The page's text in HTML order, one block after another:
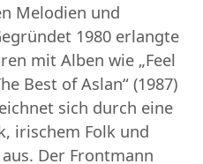
Melodien und
1980 erlangte
mit Alben wie „Feel
Best of Aslan“ (1987)
sich durch eine
irischem Folk und
Der Frontmann